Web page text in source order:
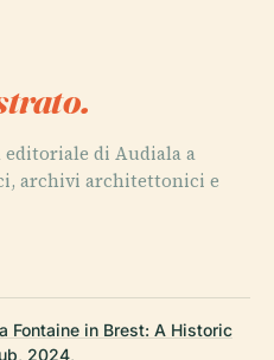
editoriale di Audiala a
archivi architettonici e
Fontaine in Brest: A Historic
2024,